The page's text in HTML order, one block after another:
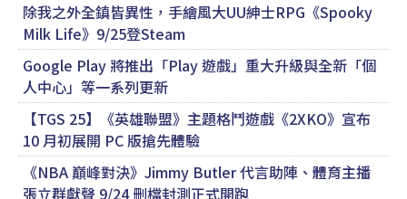
除我之外全鎮皆異性，手繪風大UU紳士RPG《Spooky
Milk Life》9/25登Steam
Google Play 將推出「Play 遊戲」重大升級與全新「個
人中心」等一系列更新
【TGS 25】《英雄聯盟》主題格鬥遊戲《2XKO》宣布
10 月初展開 PC 版搶先體驗
《NBA 巔峰對決》Jimmy Butler 代言助陣、體育主播
張立群獻聲 9/24 刪檔封測正式開跑